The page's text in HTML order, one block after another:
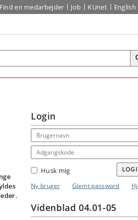
Find en medarbejder Job KUnet English
Login
Email address
Adgangskode
Husk mig
Ny bruger
Glemt password
Videnblad 04.01-05